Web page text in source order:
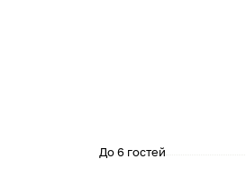
До 6 гостей